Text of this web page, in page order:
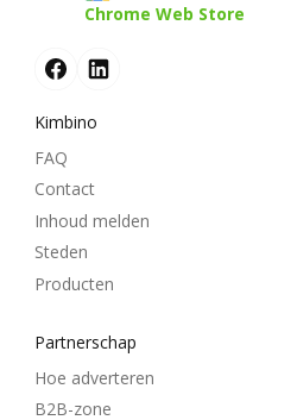
Chrome Web Store
Kimbino
FAQ
Contact
Inhoud melden
Steden
Producten
Partnerschap
Hoe adverteren
B2B-zone